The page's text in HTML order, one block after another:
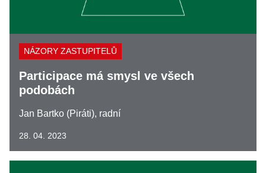
NÁZORY ZASTUPITELŮ
Participace má smysl ve všech
podobách
Jan Bartko (Piráti), radní
28. 04. 2023